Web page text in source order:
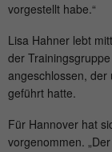
vorgestellt habe.“
Lisa Hahner lebt
der
angeschlossen, der
geführt hatte.
Für Hannover hat
vorgenommen.
Running
time
Purpose